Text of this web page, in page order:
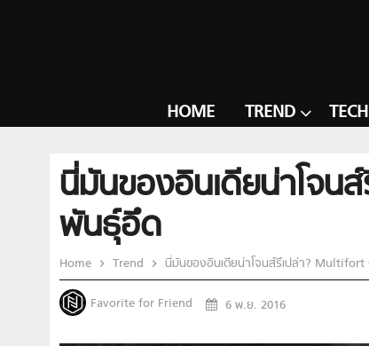
HOME TREND
นี่มันของอินเดียน่าโจ
พันธุ์อึด
Home Trend นี่มันของอินเดียน่าโจนส์รึเปล่า?
Favorite for Friend 6 พ.ย. 2016